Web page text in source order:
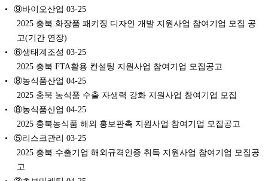
⑨바이오산업 03-25
2025 충북 화장품 패키징 디자인 개발 지원사업 참여기업 모집 공
고(기간 연장)
⑥생태계조성 03-25
2025 충북 FTA활용 컨설팅 지원사업 참여기업 모집공고
⑧농식품산업 04-25
2025 충북 농식품 수출 자생력 강화 지원사업 참여기업 모집
⑧농식품산업 04-25
2025 충북농식품 해외 홍보판촉 지원사업 참여기업 모집공고
⑤리스크관리 03-25
2025 충북 수출기업 해외규격인증 취득 지원사업 참여기업 모집공
고